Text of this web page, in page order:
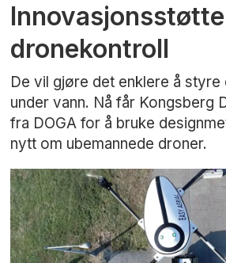
dronekontroll
De vil gjøre det enklere å
under vann. Nå får Kongsberg
fra DOGA for å bruke
nytt om ubemannede droner.